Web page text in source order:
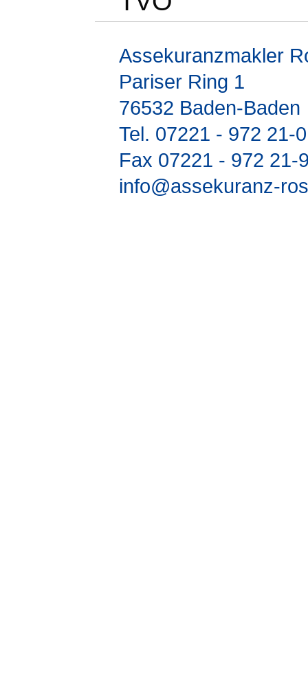
Assekuranzmakler
Pariser Ring 1
76532 Baden-Baden
Tel. 07221 - 972 21-
Fax 07221 - 972 21-
info@assekuranz-